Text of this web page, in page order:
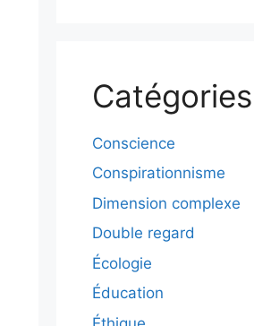
Catégories
Conscience
Conspirationnisme
Dimension complexe
Double regard
Écologie
Éducation